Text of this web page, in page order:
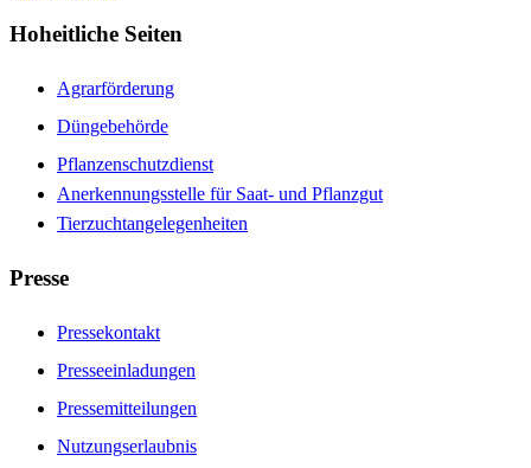
Hoheitliche Seiten
Agrarförderung
Düngebehörde
Pflanzenschutzdienst
Anerkennungsstelle für Saat- und Pflanzgut
Tierzuchtangelegenheiten
Presse
Pressekontakt
Presseeinladungen
Pressemitteilungen
Nutzungserlaubnis